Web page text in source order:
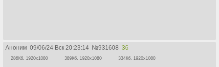
Аноним 09/06/24 Вск 20:23:14 №931608 36
286Кб, 1920x1080 389Кб, 1920x1080 334Кб, 1920x1080